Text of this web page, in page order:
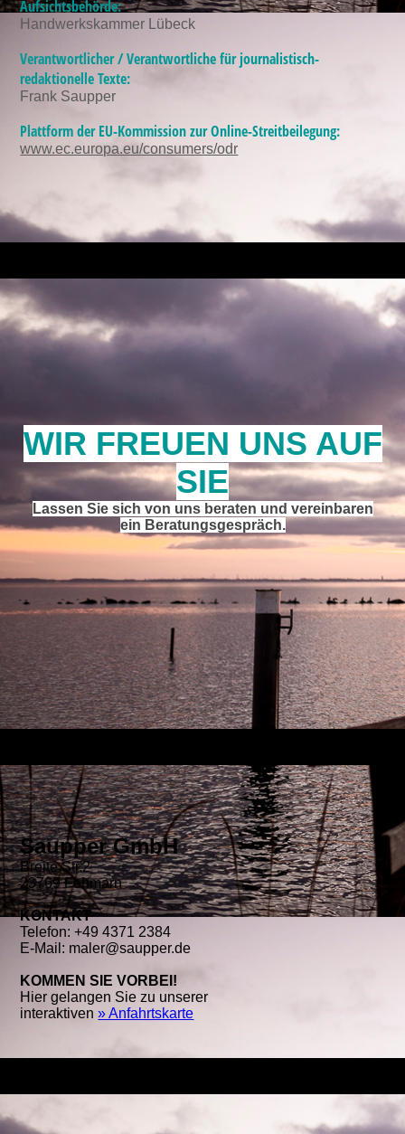
Aufsichtsbehörde:
Handwerkskammer Lübeck
Verantwortlicher / Verantwortliche für journalistisch-
redaktionelle Texte:
Frank Saupper
Plattform der EU-Kommission zur Online-Streitbeilegung:
www.ec.europa.eu/consumers/odr
WIR FREUEN UNS AUF
SIE
Lassen Sie sich von uns beraten und vereinbaren
ein Beratungsgespräch.
Saupper GmbH
Breite Str.2
23769 Fehmarn
KONTAKT
Telefon: +49 4371 2384
E-Mail: maler@saupper.de
KOMMEN SIE VORBEI!
Hier gelangen Sie zu unserer
interaktiven» Anfahrtskarte